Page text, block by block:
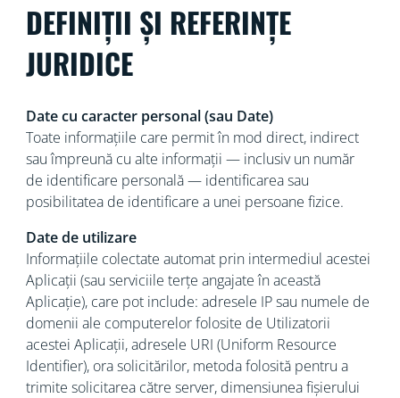
DEFINIȚII ȘI REFERINȚE
JURIDICE
Date cu caracter personal (sau Date)
Toate informațiile care permit în mod direct, indirect
sau împreună cu alte informații — inclusiv un număr
de identificare personală — identificarea sau
posibilitatea de identificare a unei persoane fizice.
Date de utilizare
Informațiile colectate automat prin intermediul acestei
Aplicații (sau serviciile terțe angajate în această
Aplicație), care pot include: adresele IP sau numele de
domenii ale computerelor folosite de Utilizatorii
acestei Aplicații, adresele URI (Uniform Resource
Identifier), ora solicitărilor, metoda folosită pentru a
trimite solicitarea către server, dimensiunea fișierului